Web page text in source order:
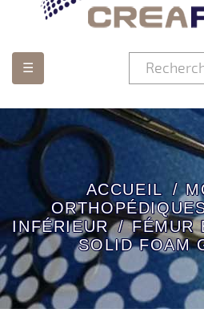
Basculer
☰
ACCUEIL
INFÉRIEUR
FÉMUR
SOLID FOAM